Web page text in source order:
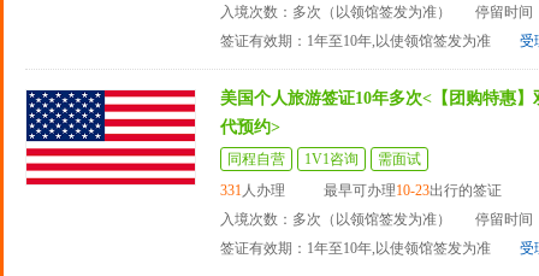
入境次数：多次（以领馆签发为准）
停留时间
签证有效期：1年至10年,以使领馆签发为准
受
美国个人旅游签证10年多次<【团购特惠
代预约>
同程自营 1V1咨询
需面试
331人办理 最早可办理10-23出行的签证
入境次数：多次（以领馆签发为准）
停留时间
签证有效期：1年至10年,以使领馆签发为准
受